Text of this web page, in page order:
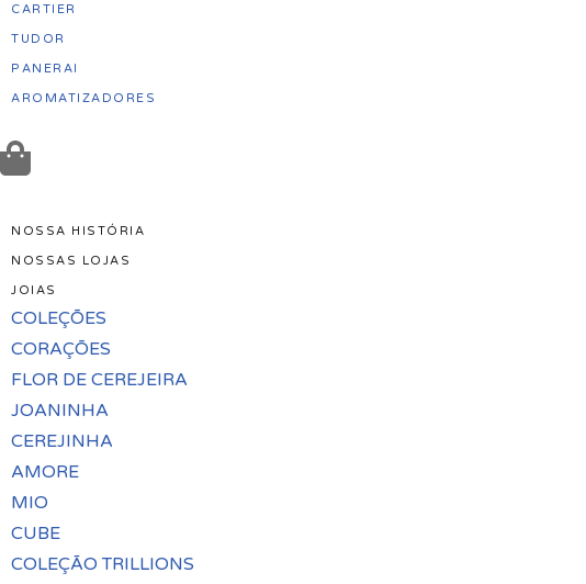
CARTIER
TUDOR
PANERAI
AROMATIZADORES
NOSSA HISTÓRIA
NOSSAS LOJAS
JOIAS
COLEÇÕES
CORAÇÕES
FLOR DE CEREJEIRA
JOANINHA
CEREJINHA
AMORE
MIO
CUBE
COLEÇÃO TRILLIONS